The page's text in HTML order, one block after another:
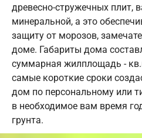
древесно-стружечных плит,
минеральной, а это
защиту от морозов,
доме. Габариты дома
суммарная жилплощадь -
самые короткие сроки
дом по персональному или
в необходимое вам время
грунта.